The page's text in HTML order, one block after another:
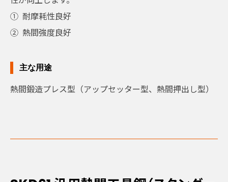
① 耐摩耗性良好
② 熱間強度良好
主な用途
熱間鍛造プレス型（アップセッター型、熱間押出し型）